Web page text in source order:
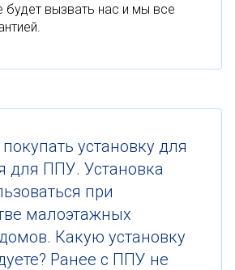
будет вызвать нас и мы все
установку для
для ППУ. Установка
при
малоэтажных
Какую установку
Ранее с ППУ не